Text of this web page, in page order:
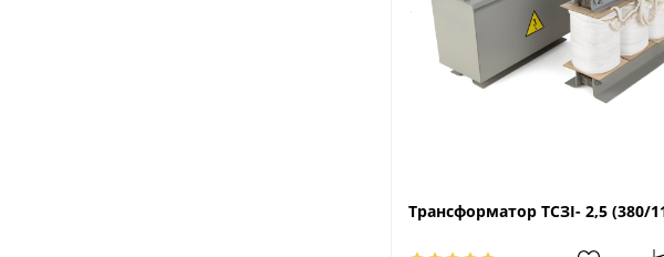
Трансформатор ТСЗІ- 2,5 (380/